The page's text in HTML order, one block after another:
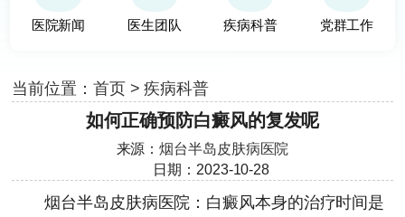
医院新闻 医生团队 疾病科普 党群工作
当前位置： 首页>疾病科普
如何正确预防白癜风的复发呢
来源：烟台半岛皮肤病医院
日期：2023-10-28
烟台半岛皮肤病医院 ：白癜风本身的治疗时间是